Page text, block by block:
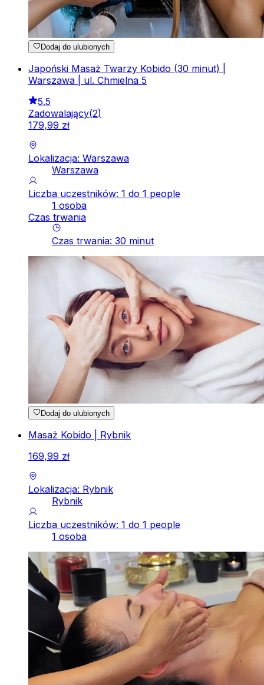
Dodaj do ulubionych
Japoński Masaż Twarzy Kobido (30 minut) |
Warszawa | ul. Chmielna 5
5.5
Zadowalający(2)
179,99 zł
Lokalizacja: Warszawa
Warszawa
Liczba uczestników: 1 do 1 people
1 osoba
Czas trwania
Czas trwania: 30 minut
Dodaj do ulubionych
Masaż Kobido | Rybnik
169,99 zł
Lokalizacja: Rybnik
Rybnik
Liczba uczestników: 1 do 1 people
1 osoba